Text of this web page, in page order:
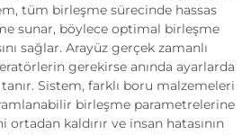
tüm birleşme sürecinde hassas
sunar, böylece optimal birleşme
sağlar. Arayüz gerçek zamanlı
gerekirse anında ayarlarda
Sistem, farklı boru malzemeleri
birleşme parametrelerine
kaldırır ve insan hatasının